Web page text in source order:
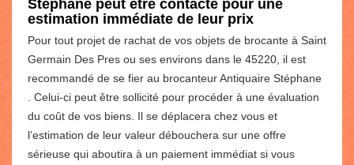
Stéphane peut être contacté pour une
estimation immédiate de leur prix
Pour tout projet de rachat de vos objets de brocante à Saint
Germain Des Pres ou ses environs dans le 45220, il est
recommandé de se fier au brocanteur Antiquaire Stéphane
. Celui-ci peut être sollicité pour procéder à une évaluation
du coût de vos biens. Il se déplacera chez vous et
l’estimation de leur valeur débouchera sur une offre
sérieuse qui aboutira à un paiement immédiat si vous